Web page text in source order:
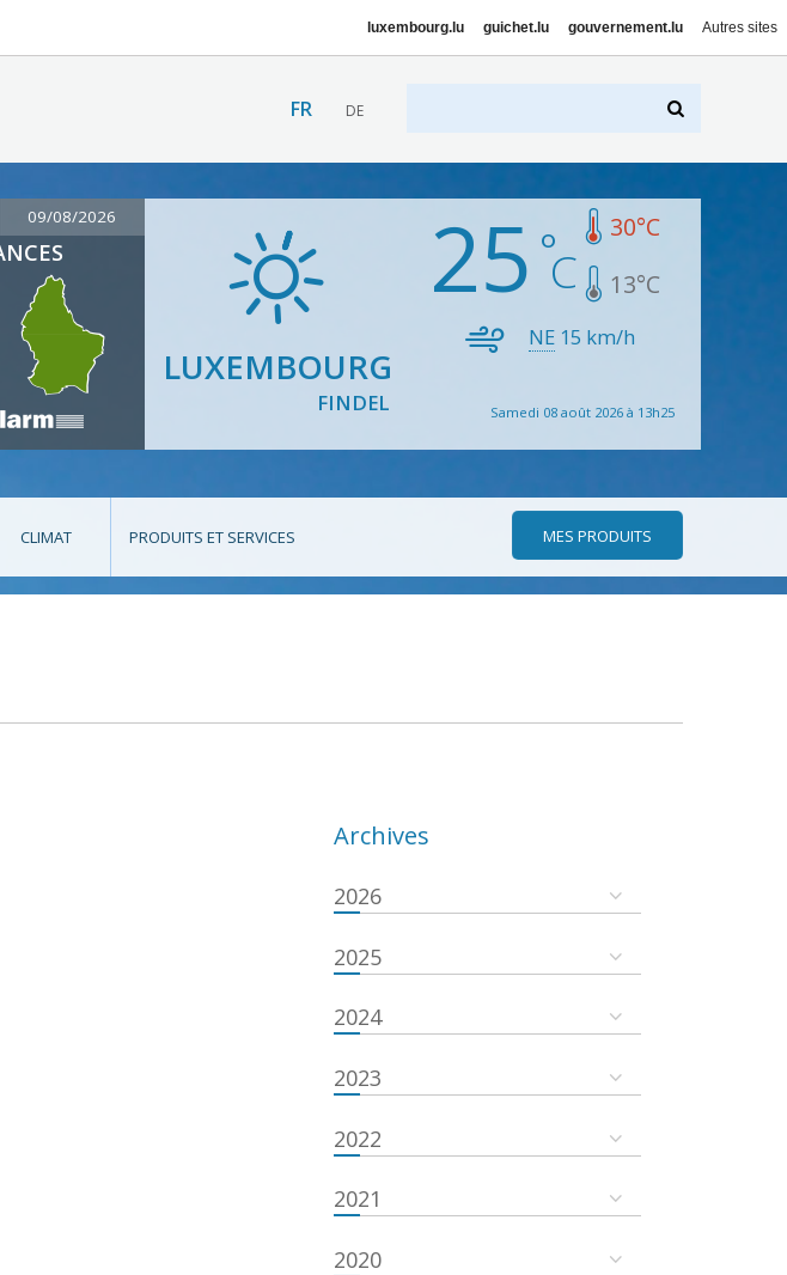
luxembourg.lu guichet.lu gouvernement.lu Autres sites
FR DE
09/08/2026
LUXEMBOURG
FINDEL
25 30°C
13°C
NE 15 km/h
Samedi 08 août 2026 à 13h25
CLIMAT PRODUITS ET SERVICES MES PRODUITS
Archives
2026
2025
2024
2023
2022
2021
2020